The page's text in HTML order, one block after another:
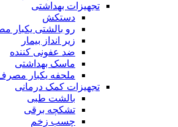
تجهیزات بهداشتی
دستکش
رو بالشتی یکبار
زیر انداز بیمار
ضد عفونی کننده
ماسک بهداشتی
ملحفه یکبار
تجهیزات کمک درمانی
بالشت طبی
تشکچه برقی
چسب زخم